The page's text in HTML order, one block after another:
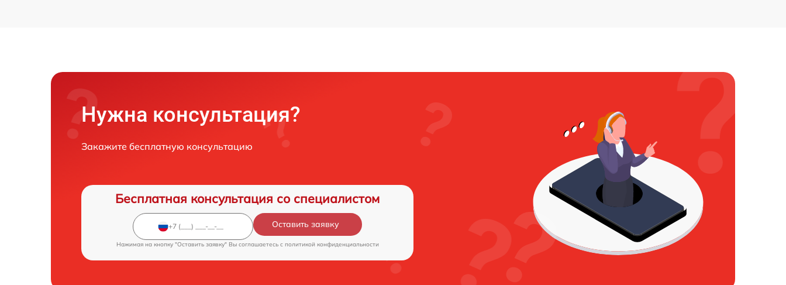
Нужна консультация?
Закажите бесплатную консультацию
Бесплатная консультация со специалистом
Оставить заявку
Нажимая на кнопку "Оставить заявку" Вы соглашаетесь c политикой конфиденциальности